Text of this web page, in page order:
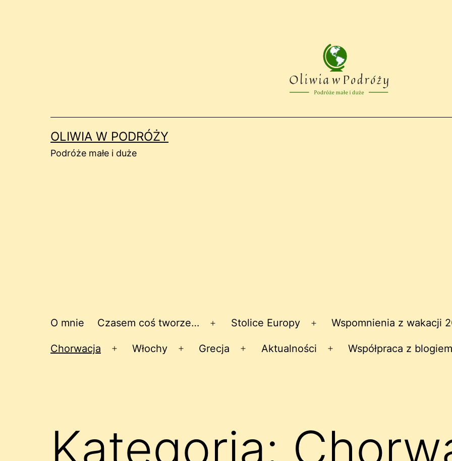
OLIWIA W PODRÓŻY
Podróże małe i duże
O mnie Czasem coś tworze…
Rozwiń
menu
Stolice Europy
Rozwiń
menu
Wspomnienia z wakacji
Chorwacja
Rozwiń
Włochy
Rozwiń
Grecja
Rozwiń
Aktualności
Rozwiń
Współpraca z
Kategoria: